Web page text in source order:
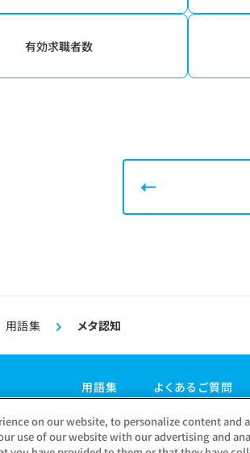
有効求職者数
用語集 メタ認知
用語集 よくあるご質問
on our website, to personalize content and
use of our website with our advertising and